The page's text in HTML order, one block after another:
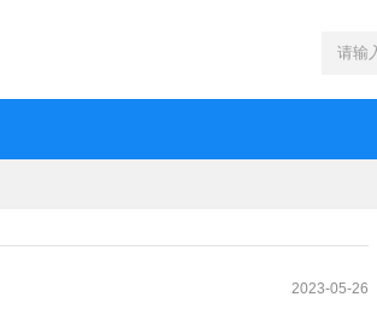
2023-05-26